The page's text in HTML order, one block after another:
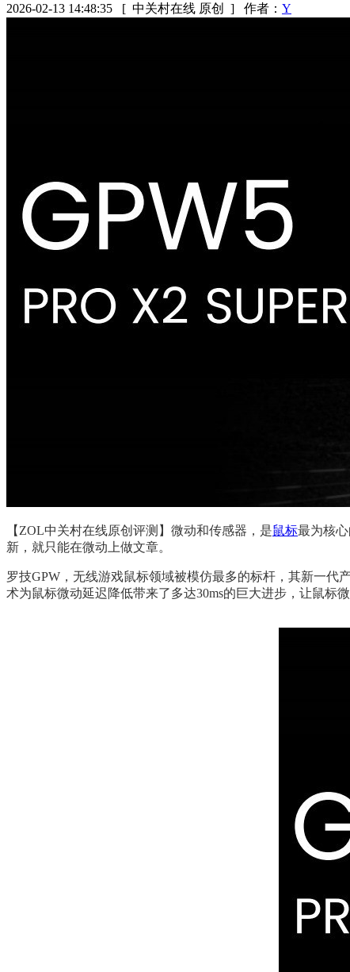
2026-02-13 14:48:35 [ 中关村在线 原创 ] 作者： Y
【ZOL中关村在线原创评测】微动和传感器，是鼠标最为核
新，就只能在微动上做文章。
罗技GPW，无线游戏鼠标领域被模仿最多的标杆，其新一代
术为鼠标微动延迟降低带来了多达30ms的巨大进步，让鼠标